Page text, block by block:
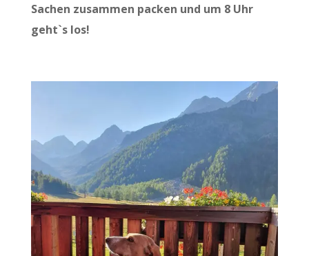
Sachen zusammen packen und um 8 Uhr
geht`s los!